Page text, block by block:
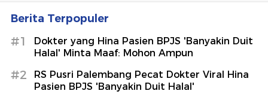
Berita Terpopuler
#1
Dokter yang Hina Pasien BPJS 'Banyakin Duit
Halal' Minta Maaf: Mohon Ampun
#2
RS Pusri Palembang Pecat Dokter Viral Hina
Pasien BPJS 'Banyakin Duit Halal'